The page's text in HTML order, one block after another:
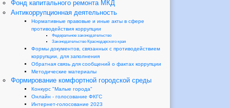
Фонд капитального ремонта МКД
Антикоррупционная деятельность
Нормативные правовые и иные акты в сфере
противодействия коррупции
Федеральное законодательство
Законодательство Краснодарского края
Формы документов, связанных с противодействием
коррупции, для заполнения
Обратная связь для сообщений о фактах коррупции
Методические материалы
Формирование комфортной городской среды
Конкурс "Малые города"
Онлайн - голосование ФКГС
Интернет-голосование 2023